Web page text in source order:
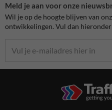
Meld je aan voor onze
Wil je op de hoogte blijven van
ontwikkelingen. Vul dan